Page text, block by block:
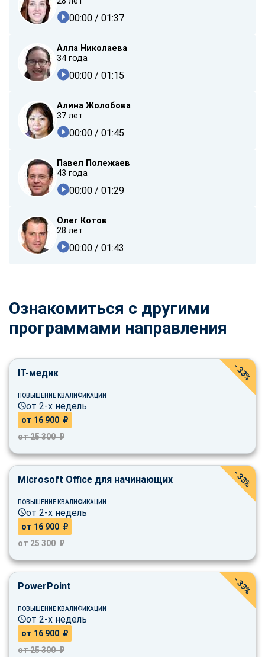
00:00 / 01:37
Алла Николаева
34 года
00:00 / 01:15
Алина Жолобова
37 лет
00:00 / 01:45
Павел Полежаев
43 года
00:00 / 01:29
Олег Котов
28 лет
00:00 / 01:43
Ознакомиться с другими
программами направления
IT-медик
ПОВЫШЕНИЕ КВАЛИФИКАЦИИ
от 2-х недель
от 16 900 ₽
от 25 300 ₽
- 33%
Microsoft Office для начинающих
ПОВЫШЕНИЕ КВАЛИФИКАЦИИ
от 2-х недель
от 16 900 ₽
от 25 300 ₽
- 33%
PowerPoint
ПОВЫШЕНИЕ КВАЛИФИКАЦИИ
от 2-х недель
от 16 900 ₽
от 25 300 ₽
- 33%